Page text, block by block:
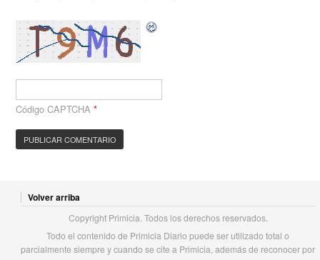
Código CAPTCHA *
Volver arriba
Copyright Primicia. Todos los derechos reservados.
Todo el contenido de Primicia Diario puede ser utilizado total o
parcialmente siempre y cuando se cite a Primicia, además de reconocer por